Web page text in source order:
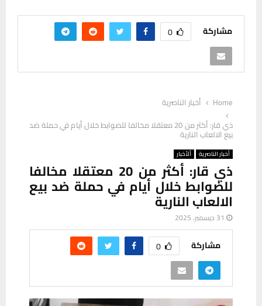
مشاركة 0
Home
أخبار الناصرية
ذي قار: أكثر من 20 معتقلا مخالفا للضوابط خلال أيام في حملة ضد
بيع الالعاب النارية
أخبار الناصرية ألأخبار
ذي قار: أكثر من 20 معتقلا مخالفا
للضوابط خلال أيام في حملة ضد بيع
الالعاب النارية
31 ديسمبر، 2025
مشاركة 0